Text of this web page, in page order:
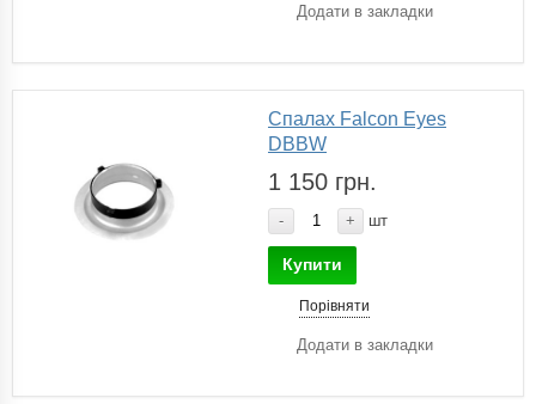
Додати в закладки
Спалах Falcon Eyes
DBBW
1 150 грн.
- + шт
Купити
Порівняти
Додати в закладки